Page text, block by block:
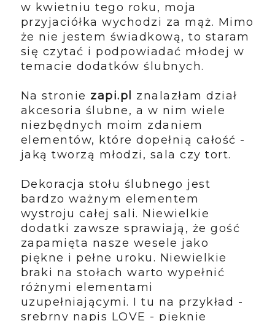
w kwietniu tego roku, moja
przyjaciółka wychodzi za mąż. Mimo
że nie jestem świadkową, to staram
się czytać i podpowiadać młodej w
temacie dodatków ślubnych.
Na stronie zapi.pl znalazłam dział
akcesoria ślubne, a w nim wiele
niezbędnych moim zdaniem
elementów, które dopełnią całość -
jaką tworzą młodzi, sala czy tort.
Dekoracja stołu ślubnego jest
bardzo ważnym elementem
wystroju całej sali. Niewielkie
dodatki zawsze sprawiają, że gość
zapamięta nasze wesele jako
piękne i pełne uroku. Niewielkie
braki na stołach warto wypełnić
różnymi elementami
uzupełniającymi. I tu na przykład -
srebrny napis LOVE - pięknie